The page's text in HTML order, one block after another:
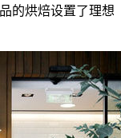
的烘焙设置了理想